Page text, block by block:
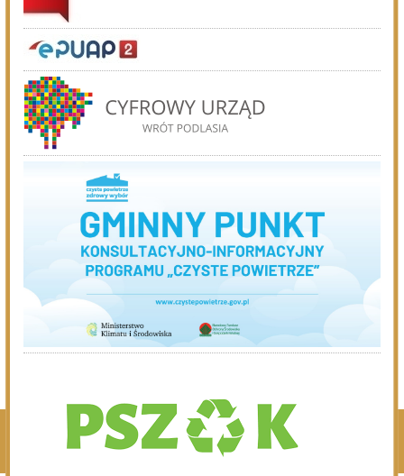
07.08.2026
Wernisaż wystawy „Pędzlem i sercem” w Galerii
„Odrobina Kultury”
06.08.2026 Podlasie24
Po raz 35. w Mielniku odbędą się Muzyczne Dialogi nad
Bugiem
Trud drogi i siła wspólnoty. Szósty dzień Pieszej
Pielgrzymki Drohiczyńskiej na Jasną Górę
06.08.2026 Podlasie24
Milejczyce przyciągają tłumy. Poznaj program nabożeństw
/AUDIO/
Pokaż więcej
Kliknij, by wyświetlić wszystkie artykuły